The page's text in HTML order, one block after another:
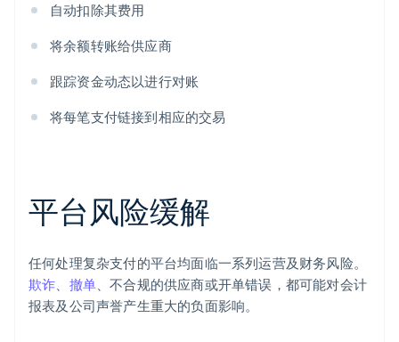
自动扣除其费用
将余额转账给供应商
跟踪资金动态以进行对账
将每笔支付链接到相应的交易
平台风险缓解
任何处理复杂支付的平台均面临一系列运营及财务风险。
欺诈、 撤单、不合规的供应商或开单错误，都可能对会计
报表及公司声誉产生重大的负面影响。